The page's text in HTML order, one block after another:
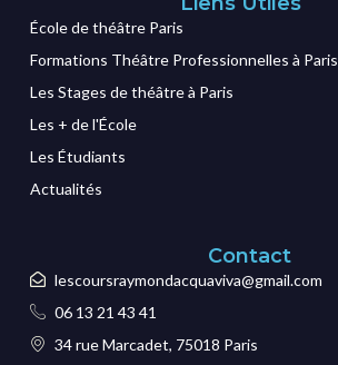
École de théâtre Paris
Formations Théâtre Professionnelles à Paris
Les Stages de théâtre à Paris
Les + de l'École
Les Étudiants
Actualités
Contact
lescoursraymondacquaviva@gmail.com
06 13 21 43 41
34 rue Marcadet, 75018 Paris